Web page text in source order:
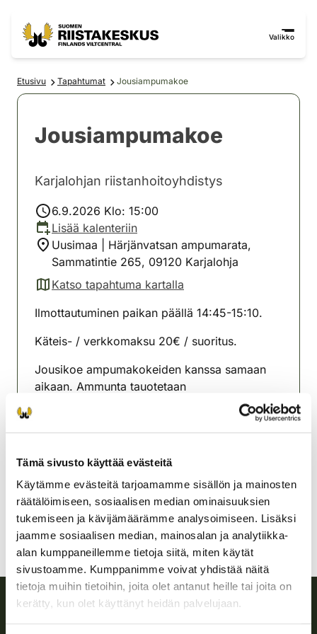
Tämä sivusto käyttää evästeitä
Käytämme evästeitä tarjoamamme sisällön ja mainosten
räätälöimiseen, sosiaalisen median ominaisuuksien
tukemiseen ja kävijämäärämme analysoimiseen. Lisäksi
jaamme sosiaalisen median, mainosalan ja analytiikka-
alan kumppaneillemme tietoja siitä, miten käytät
sivustoamme. Kumppanimme voivat yhdistää näitä
tietoja muihin tietoihin, joita olet antanut heille tai joita on
kerätty, kun olet käyttänyt heidän palvelujaan.
Valikko
Etusivu Tapahtumat Jousiampumakoe
Jousiampumakoe
Karjalohjan riistanhoitoyhdistys
6.9.2026 Klo: 15:00
Lisää kalenteriin
Uusimaa | Härjänvatsan ampumarata,
Sammatintie 265, 09120 Karjalohja
Katso tapahtuma kartalla
(avautuu uuteen välilehteen)
Ilmottautuminen paikan päällä 14:45-15:10.
Käteis- / verkkomaksu 20€ / suoritus.
Jousikoe ampumakokeiden kanssa samaan
aikaan. Ammunta tauotetaan
Karjalohjan riistanhoitoyhdistys
044 313 7009
karjalohja@rhy.riista.fi